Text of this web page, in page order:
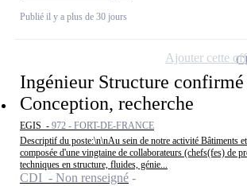
Publié il y a plus de 30 jours
Ingénieur Structure
Conception, recherche
EGIS - 972 - FORT-DE-FRANCE
Descriptif du poste:\n\nAu sein de notre activité Bâtiments
composée d'une vingtaine de collaborateurs (chefs(fes) de
techniques en structure, fluides, génie...
CDI - Non renseigné
Ajouter cette